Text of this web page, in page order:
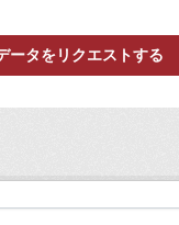
ータをリクエストする